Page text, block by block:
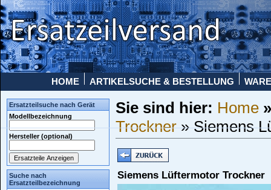
HOME ARTIKELSUCHE & BESTELLUNG
Ersatzteilsuche nach Gerät
Modellbezeichnung
Hersteller (optional)
Suche nach
Ersatzteilbezeichnung
Sie sind hier: Home
Trockner» Siemens
Siemens Lüftermotor Trockner